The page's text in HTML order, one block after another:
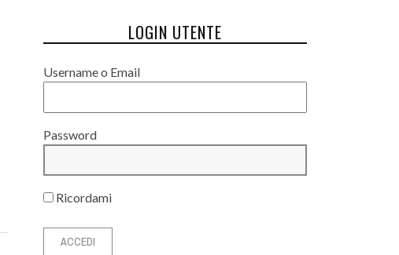
LOGIN UTENTE
Username o Email
Password
Ricordami